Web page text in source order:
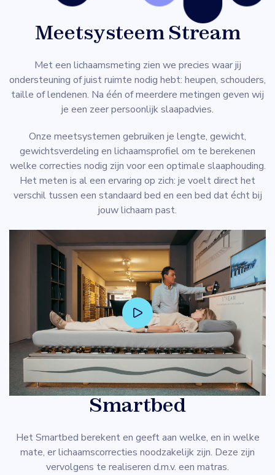
Meetsysteem Stream
Met een lichaamsmeting zien we precies waar jij
ondersteuning of juist ruimte nodig hebt: heupen, schouders,
taille of lendenen. Na één of meerdere metingen geven wij
je een zeer persoonlijk slaapadvies.
Onze meetsystemen gebruiken je lengte, gewicht,
gewichtsverdeling en lichaamsprofiel om te berekenen
welke correcties nodig zijn voor een optimale slaaphouding.
Het meten is al een ervaring op zich: je voelt direct het
verschil tussen een standaard bed en een bed dat écht bij
jouw lichaam past.
Smartbed
Het Smartbed berekent en geeft aan welke, en in welke
mate, er lichaamscorrecties noodzakelijk zijn. Deze zijn
vervolgens te realiseren d.m.v. een matras.